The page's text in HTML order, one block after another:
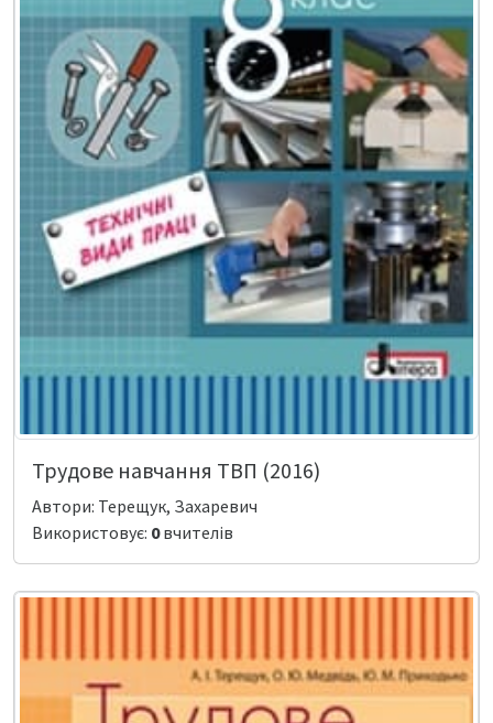
Трудове навчання ТВП (2016)
Автори: Терещук, Захаревич
Використовує: 0вчителів